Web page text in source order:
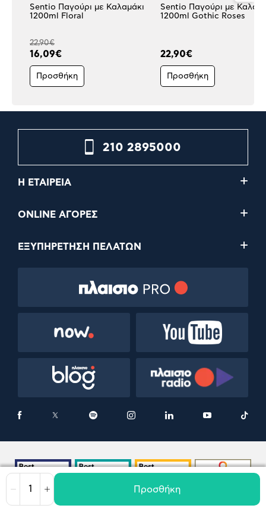
Μείωση Αύξηση Προσθήκη
Sentio Παγούρι με Καλαμάκι
1200ml Floral
22,90€
16,09€
Προσθήκη
Sentio Παγούρι με
1200ml Gothic Roses
22,90€
Προσθήκη
210 2895000
Η ΕΤΑΙΡΕΙΑ
ONLINE ΑΓΟΡΕΣ
ΕΞΥΠΗΡΕΤΗΣΗ ΠΕΛΑΤΩΝ